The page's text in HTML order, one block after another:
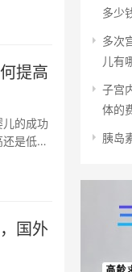
提高
的成功
还是低
国外
多少
多次
儿有
子宫
体的
胰岛